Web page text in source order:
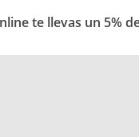
te llevas un 5%